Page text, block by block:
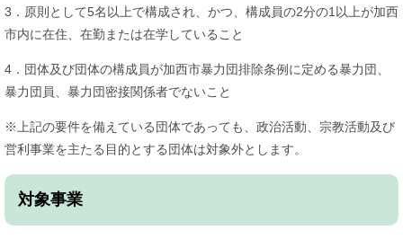
3．原則として5名以上で構成され、かつ、構成員の2分の1以上が加西
市内に在住、在勤または在学していること
4．団体及び団体の構成員が加西市暴力団排除条例に定める暴力団、
暴力団員、暴力団密接関係者でないこと
※上記の要件を備えている団体であっても、政治活動、宗教活動及び
営利事業を主たる目的とする団体は対象外とします。
対象事業